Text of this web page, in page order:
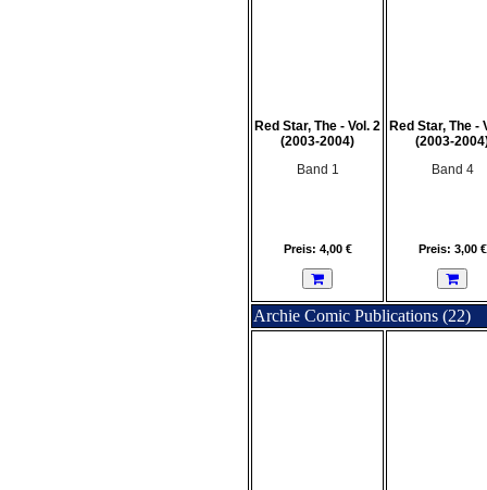
Red Star, The - Vol. 2
(2003-2004)
Band 1
Preis: 4,00 €
Red Star, The -
(2003-
Band 4
Preis: 3,00 €
Archie Comic Publications (22)